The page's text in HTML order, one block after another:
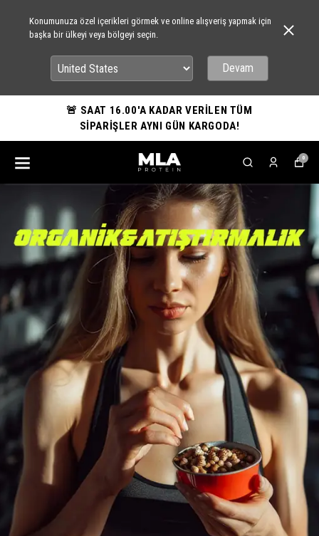
Konumunuza özel içerikleri görmek ve online alışveriş yapmak için
başka bir ülkeyi veya bölgeyi seçin.
Devam
🚨 SAAT 16.00'A KADAR VERİLEN TÜM
SİPARİŞLER AYNI GÜN KARGODA!
0